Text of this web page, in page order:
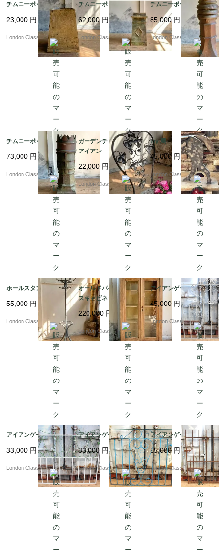
チムニーポット?ｂV
23,000 円
London Classics
チムニーポット?ｂU
62,000 円
London Classics
チムニーポット??3
85,000 円
London Classics
チムニーポット
73,000 円
London Classics
ガーデンチェア?ｂP
アイアン
22,000 円
London Classics
toy 馬
45,000 円
London Classics
ホールスタンド
55,000 円
London Classics
オールドパイン ガラ
スキャビネット
220,000 円
London Classics
アイアンゲート??8
45,000 円
London Classics
アイアンゲート?ｂV
33,000 円
London Classics
アイアンゲート?ｂU
33,000 円
London Classics
アイアンゲート?ｂT
55,000 円
London Classics